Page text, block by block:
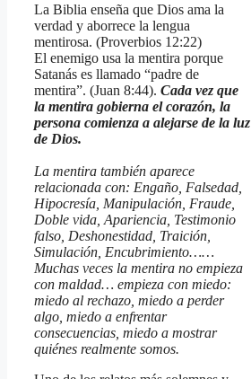
La Biblia enseña que Dios ama la
verdad y aborrece la lengua
mentirosa. (Proverbios 12:22)
El enemigo usa la mentira porque
Satanás es llamado “padre de
mentira”. (Juan 8:44). Cada vez que
la mentira gobierna el corazón, la
persona comienza a alejarse de la luz
de Dios.
La mentira también aparece
relacionada con: Engaño, Falsedad,
Hipocresía, Manipulación, Fraude,
Doble vida, Apariencia, Testimonio
falso, Deshonestidad, Traición,
Simulación, Encubrimiento……
Muchas veces la mentira no empieza
con maldad… empieza con miedo:
miedo al rechazo, miedo a perder
algo, miedo a enfrentar
consecuencias, miedo a mostrar
quiénes realmente somos.